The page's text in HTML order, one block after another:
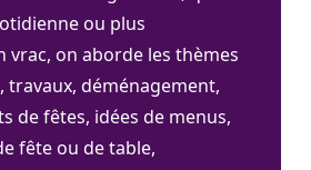
ou plus
vrac, on aborde les thèmes
travaux, déménagement,
de fêtes, idées de menus,
fête ou de table,